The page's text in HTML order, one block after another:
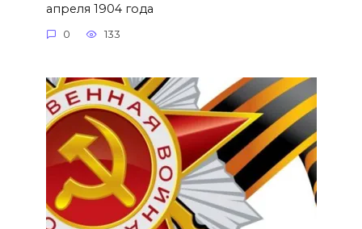
апреля 1904 года
0 133